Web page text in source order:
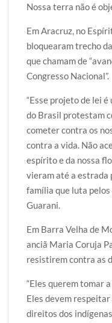
Nossa terra não é
Em Aracruz, no
bloquearam trecho
que chamam de
Congresso Nacional”.
“Esse projeto de lei é
do Brasil protestam
cometer contra os
contra a vida. Não
espírito e da nossa
vieram até a estrada
família que luta pelos
Guarani.
Em Barra Velha de
anciã Maria Coruja
resistirem contra as
“Eles querem tomar
Eles devem
direitos dos